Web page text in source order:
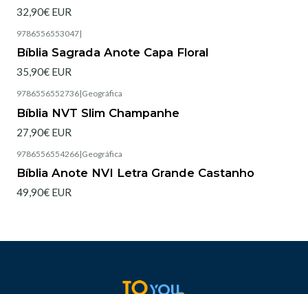
32,90€ EUR
9786556553047|
Bíblia Sagrada Anote Capa Floral
35,90€ EUR
9786556552736|Geográfica
Bíblia NVT Slim Champanhe
27,90€ EUR
9786556554266|Geográfica
Bíblia Anote NVI Letra Grande Castanho
49,90€ EUR